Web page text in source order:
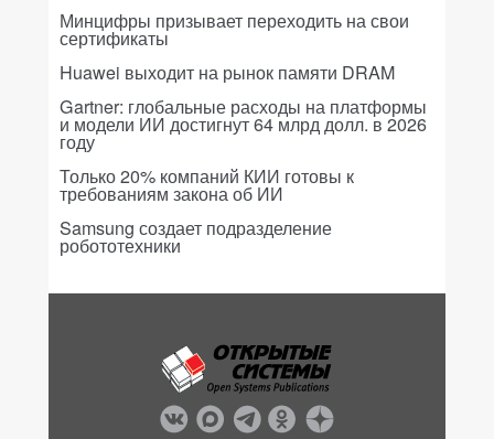
Минцифры призывает переходить на свои
сертификаты
Huawei выходит на рынок памяти DRAM
Gartner: глобальные расходы на платформы
и модели ИИ достигнут 64 млрд долл. в 2026
году
Только 20% компаний КИИ готовы к
требованиям закона об ИИ
Samsung создает подразделение
робототехники